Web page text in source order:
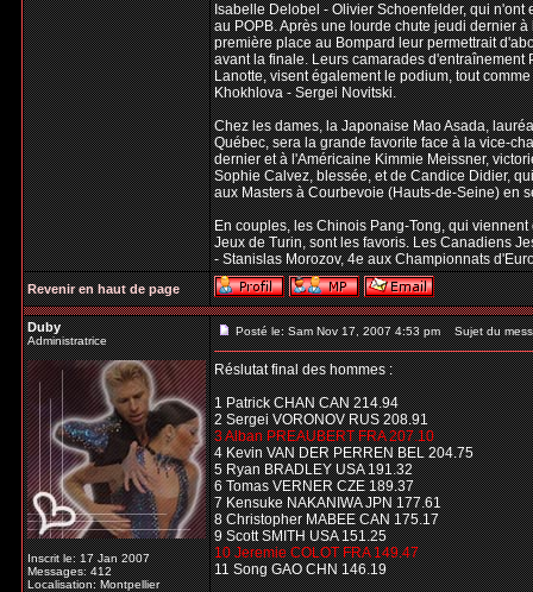
Isabelle Delobel - Olivier Schoenfelder, qui
au POPB. Après une lourde chute jeudi dernier
première place au Bompard leur permettrait
avant la finale. Leurs camarades
Lanotte, visent également le podium, tout
Khokhlova - Sergei Novitski.
Chez les dames, la Japonaise Mao Asada,
Québec, sera la grande favorite face à la vice-
dernier et à l'Américaine Kimmie Meissner,
Sophie Calvez, blessée, et de Candice Didier,
aux Masters à Courbevoie (Hauts-de-Seine) en
En couples, les Chinois Pang-Tong, qui
Jeux de Turin, sont les favoris. Les Canadiens
- Stanislas Morozov, 4e aux Championnats
Revenir en haut de page
Duby
Administratrice
Inscrit le: 17 Jan 2007
Messages: 412
Localisation: Montpellier
Posté le: Sam Nov 17, 2007 4:53 pm Sujet du
Réslutat final des hommes :
1 Patrick CHAN CAN 214.94
2 Sergei VORONOV RUS 208.91
3 Alban PREAUBERT FRA 207.10
4 Kevin VAN DER PERREN BEL 204.75
5 Ryan BRADLEY USA 191.32
6 Tomas VERNER CZE 189.37
7 Kensuke NAKANIWA JPN 177.61
8 Christopher MABEE CAN 175.17
9 Scott SMITH USA 151.25
10 Jeremie COLOT FRA 149.47
11 Song GAO CHN 146.19